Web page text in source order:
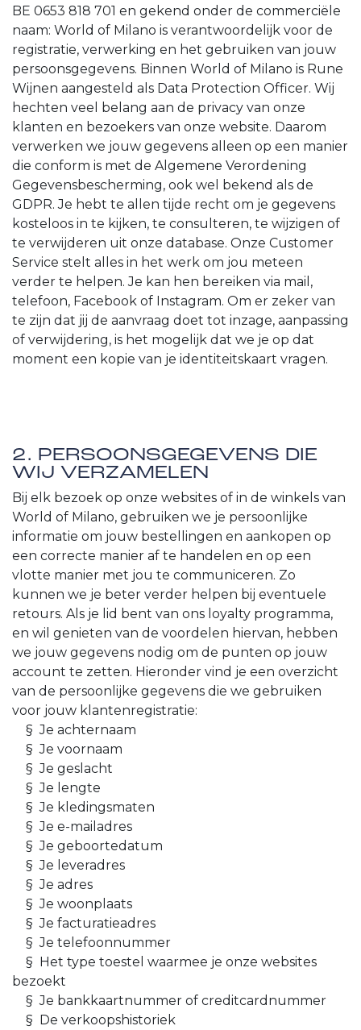
BE 0653 818 701 en gekend onder de commerciële
naam: World of Milano is verantwoordelijk voor de
registratie, verwerking en het gebruiken van jouw
persoonsgegevens. Binnen World of Milano is Rune
Wijnen aangesteld als Data Protection Officer. Wij
hechten veel belang aan de privacy van onze
klanten en bezoekers van onze website. Daarom
verwerken we jouw gegevens alleen op een manier
die conform is met de Algemene Verordening
Gegevensbescherming, ook wel bekend als de
GDPR. Je hebt te allen tijde recht om je gegevens
kosteloos in te kijken, te consulteren, te wijzigen of
te verwijderen uit onze database. Onze Customer
Service stelt alles in het werk om jou meteen
verder te helpen. Je kan hen bereiken via mail,
telefoon, Facebook of Instagram. Om er zeker van
te zijn dat jij de aanvraag doet tot inzage, aanpassing
of verwijdering, is het mogelijk dat we je op dat
moment een kopie van je identiteitskaart vragen.
2. PERSOONSGEGEVENS DIE
WIJ VERZAMELEN
Bij elk bezoek op onze websites of in de winkels van
World of Milano, gebruiken we je persoonlijke
informatie om jouw bestellingen en aankopen op
een correcte manier af te handelen en op een
vlotte manier met jou te communiceren. Zo
kunnen we je beter verder helpen bij eventuele
retours. Als je lid bent van ons loyalty programma,
en wil genieten van de voordelen hiervan, hebben
we jouw gegevens nodig om de punten op jouw
account te zetten. Hieronder vind je een overzicht
van de persoonlijke gegevens die we gebruiken
voor jouw klantenregistratie:
​§ Je achternaam
​§ Je voornaam
​§ Je geslacht
​§ Je lengte
​§ Je kledingsmaten
​§ Je e-mailadres
​§ Je geboortedatum
​§ Je leveradres
​§ Je adres
​§ Je woonplaats
​§ Je facturatieadres
​§ Je telefoonnummer
​§ Het type toestel waarmee je onze websites
bezoekt
​§ Je bankkaartnummer of creditcardnummer
​§ De verkoopshistoriek